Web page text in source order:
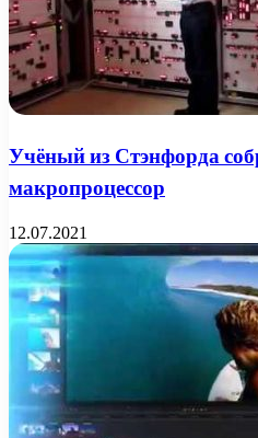
Учёный из Стэнфорда
макропроцессор
12.07.2021